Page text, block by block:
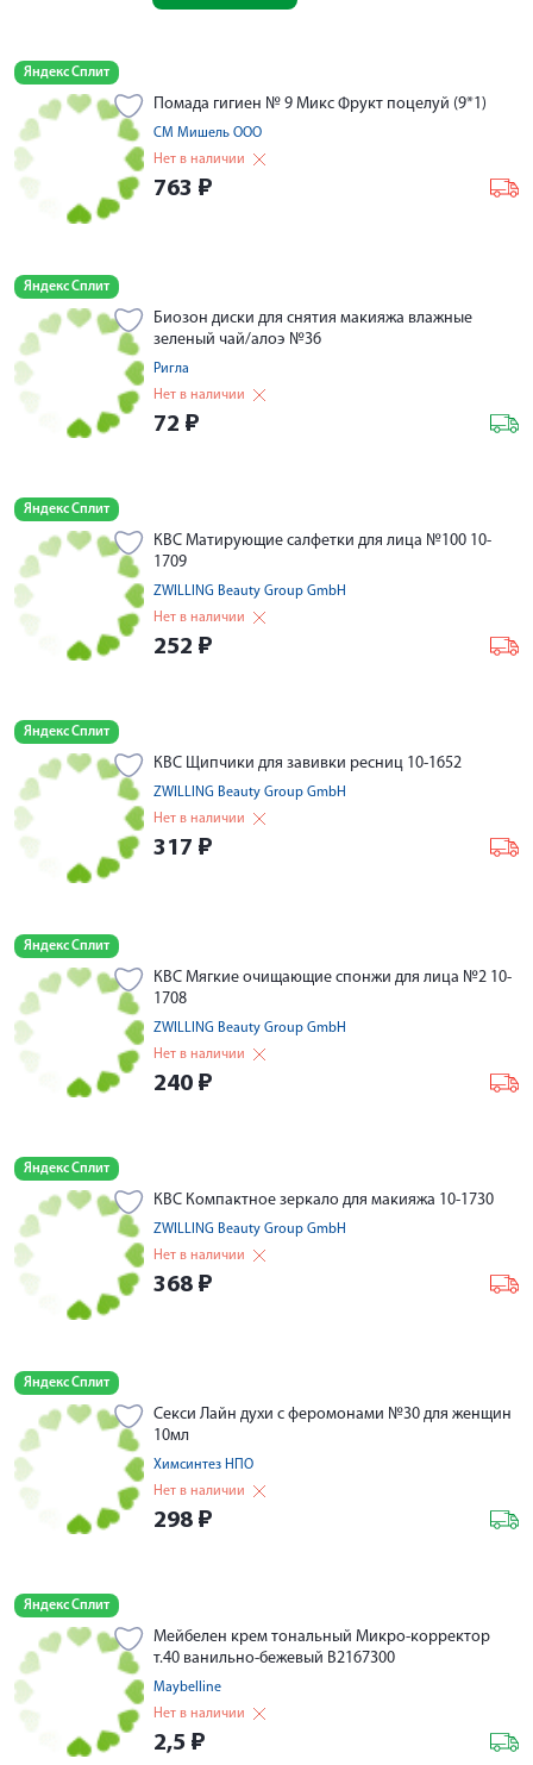
Яндекс Сплит
Помада гигиен № 9 Микс Фрукт поцелуй (9*1)
СМ Мишель ООО
Нет в наличии
763 ₽
Яндекс Сплит
Биозон диски для снятия макияжа влажные
зеленый чай/алоэ №36
Ригла
Нет в наличии
72 ₽
Яндекс Сплит
КВС Матирующие салфетки для лица №100 10-
1709
ZWILLING Beauty Group GmbH
Нет в наличии
252 ₽
Яндекс Сплит
КВС Щипчики для завивки ресниц 10-1652
ZWILLING Beauty Group GmbH
Нет в наличии
317 ₽
Яндекс Сплит
КВС Мягкие очищающие спонжи для лица №2 10-
1708
ZWILLING Beauty Group GmbH
Нет в наличии
240 ₽
Яндекс Сплит
КВС Компактное зеркало для макияжа 10-1730
ZWILLING Beauty Group GmbH
Нет в наличии
368 ₽
Яндекс Сплит
Секси Лайн духи с феромонами №30 для женщин
10мл
Химсинтез НПО
Нет в наличии
298 ₽
Яндекс Сплит
Мейбелен крем тональный Микро-корректор
т.40 ванильно-бежевый В2167300
Maybelline
Нет в наличии
2,5 ₽